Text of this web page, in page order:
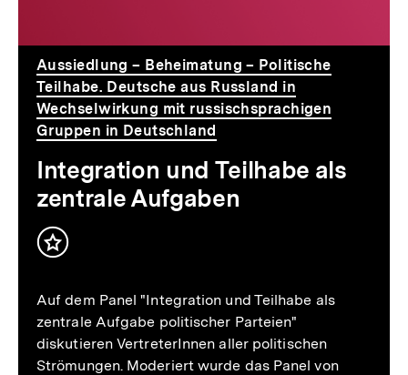
Aussiedlung – Beheimatung – Politische
Teilhabe. Deutsche aus Russland in
Wechselwirkung mit russischsprachigen
Gruppen in Deutschland
Integration und Teilhabe als
zentrale Aufgaben
Inhalt
Auf dem Panel "Integration und Teilhabe als
zentrale Aufgabe politischer Parteien"
diskutieren VertreterInnen aller politischen
Strömungen. Moderiert wurde das Panel von